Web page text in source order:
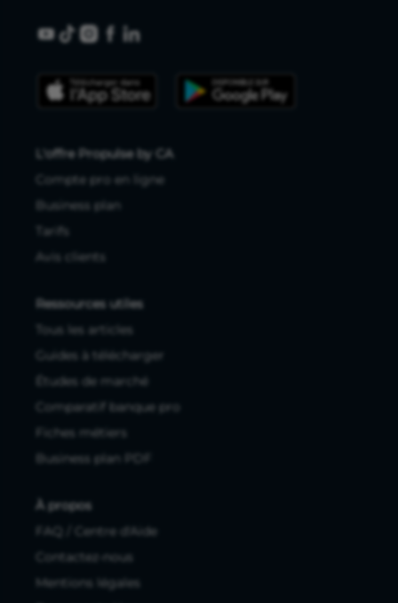
L'offre Propulse by CA
Compte pro en ligne
Business plan
Tarifs
Avis clients
Ressources utiles
Tous les articles
Guides à télécharger
Études de marché
Comparatif banque pro
Fiches métiers
Business plan PDF
À propos
FAQ / Centre d'Aide
Contactez-nous
Mentions légales